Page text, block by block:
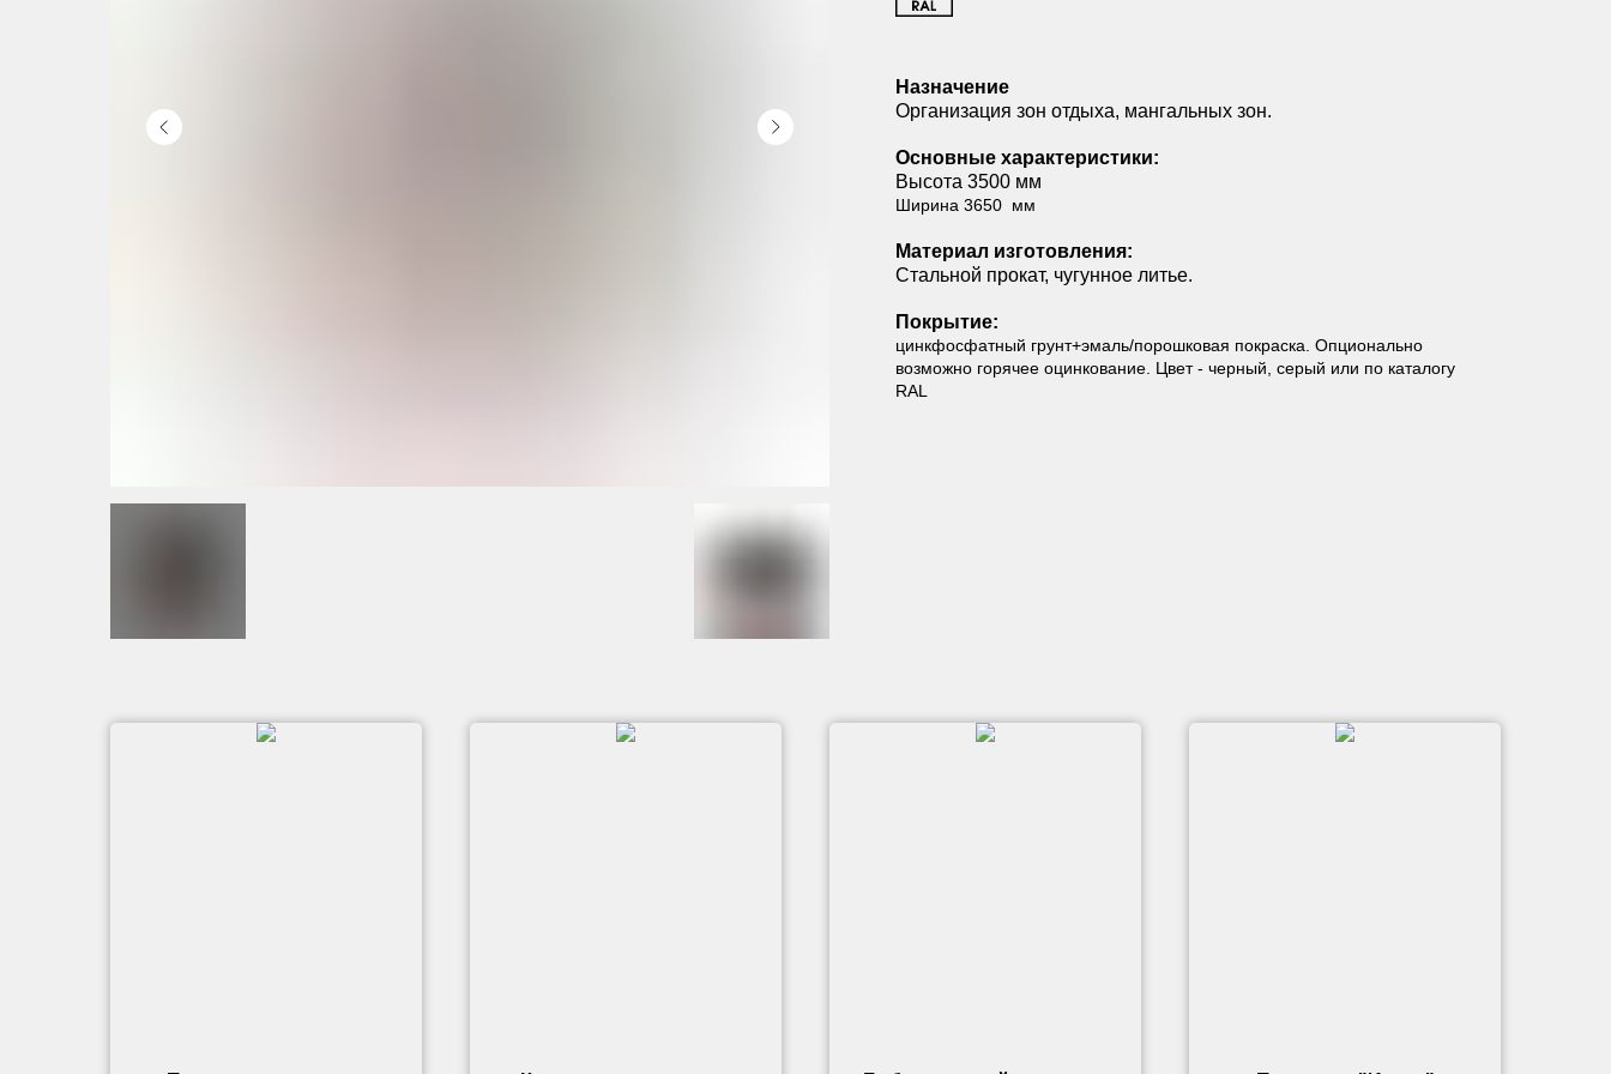
Назначение
Организация зон отдыха, мангальных зон.
Основные характеристики:
Высота 3500 мм
Ширина 3650 мм
Материал изготовления:
Стальной прокат, чугунное литье.
Покрытие:
цинкфосфатный грунт+эмаль/порошковая покраска. Опционально
возможно горячее оцинкование. Цвет - черный, серый или по каталогу
RAL